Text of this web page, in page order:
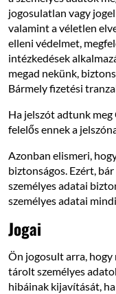
jogosulatlan vagy
valamint a véletlen
elleni védelmet,
intézkedések
megad nekünk,
Bármely fizetési
Ha jelszót adtunk
felelős ennek a
Azonban elismeri,
biztonságos. Ezért,
személyes adatai
személyes adatai
Jogai
Ön jogosult arra,
tárolt személyes
hibáinak kijavítását,